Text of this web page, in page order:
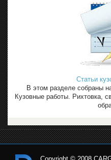
Статьи
В этом разделе собраны
Кузовные работы. Рихтовка,